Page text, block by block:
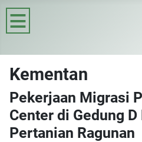
≡
Kementan
Pekerjaan Migrasi
Center di Gedung
Pertanian Ragunan